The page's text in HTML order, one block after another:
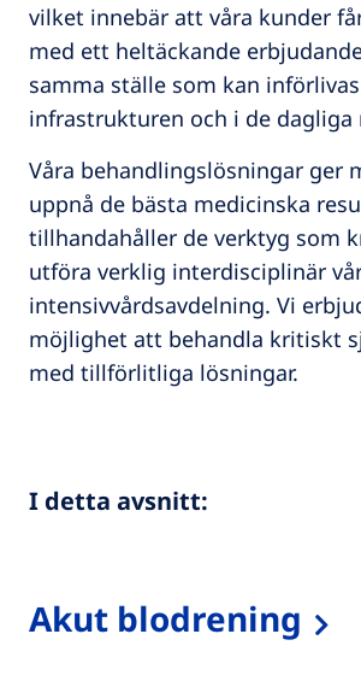
vilket innebär att våra kunder
med ett heltäckande
samma ställe som kan
infrastrukturen och i de dagliga
Våra behandlingslösningar ger
uppnå de bästa medicinska
tillhandahåller de verktyg som
utföra verklig interdisciplinär
intensivvårdsavdelning. Vi
möjlighet att behandla kritiskt
med tillförlitliga lösningar.
I detta avsnitt:
Akut blodrening